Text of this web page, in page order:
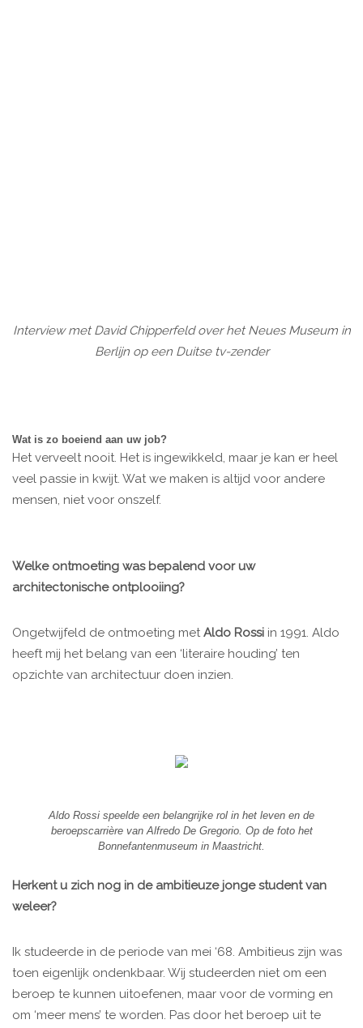
Interview met David Chipperfeld over het Neues Museum in
Berlijn op een Duitse tv-zender
Wat is zo boeiend aan uw job?
Het verveelt nooit. Het is ingewikkeld, maar je kan er heel
veel passie in kwijt. Wat we maken is altijd voor andere
mensen, niet voor onszelf.
Welke ontmoeting was bepalend voor uw
architectonische ontplooiing?
Ongetwijfeld de ontmoeting metAldo Rossi in 1991. Aldo
heeft mij het belang van een ‘literaire houding’ ten
opzichte van architectuur doen inzien.
Aldo Rossi speelde een belangrijke rol in het leven en de
beroepscarrière van Alfredo De Gregorio. Op de foto het
Bonnefantenmuseum in Maastricht.
Herkent u zich nog in de ambitieuze jonge student van
weleer?
Ik studeerde in de periode van mei ‘68. Ambitieus zijn was
toen eigenlijk ondenkbaar. Wij studeerden niet om een
beroep te kunnen uitoefenen, maar voor de vorming en
om ‘meer mens’ te worden. Pas door het beroep uit te